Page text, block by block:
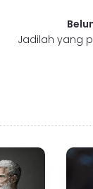
Jadilah yang